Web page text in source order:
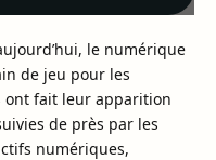
le numérique
de jeu pour les
ont fait leur apparition
de près par les
numériques,